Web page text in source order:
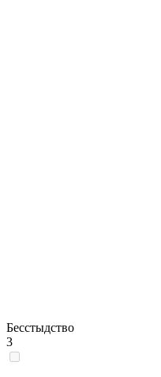
Бесстыдство
3